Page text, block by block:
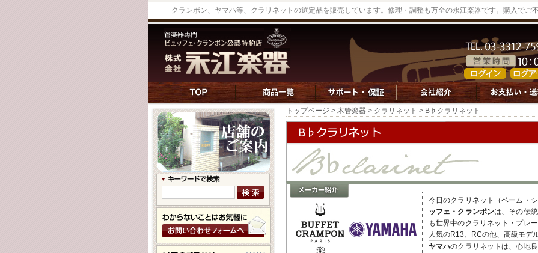
クランポン、ヤマハ等、クラリネットの選定品を販売しています。修理・調整も万全の永江楽器です。購入でご
トップページ > 木管楽器 > クラリネット > B♭クラリネット
今日のクラリネット（ベーム・
ッフェ・クランポンは、その伝
も世界中のクラリネット・プレ
人気のR13、RCの他、高級モデ
ヤマハのクラリネットは、心地